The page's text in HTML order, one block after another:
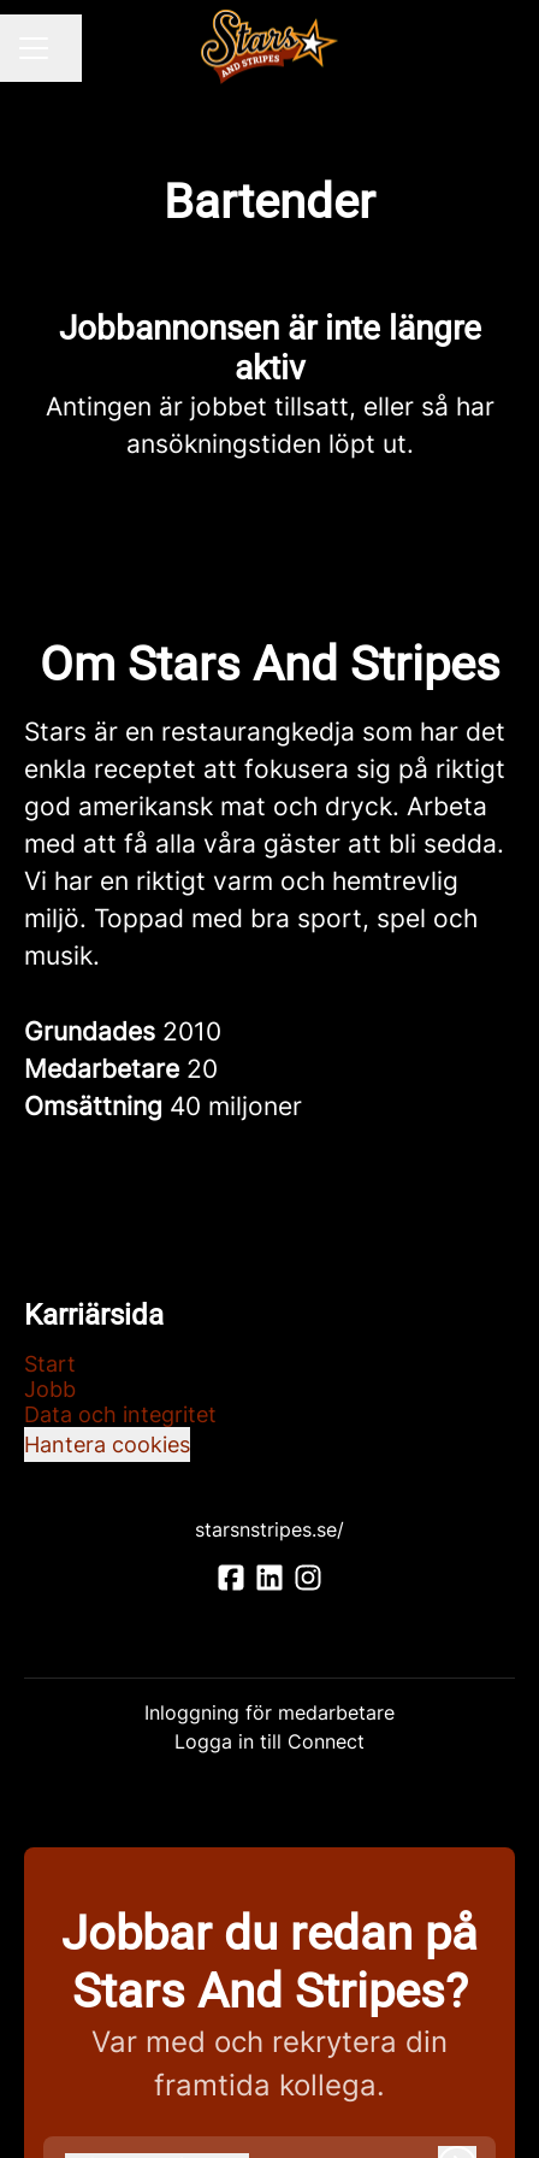
Bartender
Jobbannonsen är inte längre
aktiv
Antingen är jobbet tillsatt, eller så har
ansökningstiden löpt ut.
Om Stars And Stripes
Stars är en restaurangkedja som har det
enkla receptet att fokusera sig på riktigt
god amerikansk mat och dryck. Arbeta
med att få alla våra gäster att bli sedda.
Vi har en riktigt varm och hemtrevlig
miljö. Toppad med bra sport, spel och
musik.
Grundades 2010
Medarbetare 20
Omsättning 40 miljoner
Karriärsida
Start
Jobb
Data och integritet
Hantera cookies
starsnstripes.se/
Inloggning för medarbetare
Logga in till Connect
Jobbar du redan på
Stars And Stripes?
Var med och rekrytera din
framtida kollega.